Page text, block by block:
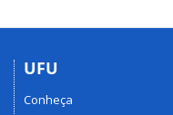
UFU
Conheça